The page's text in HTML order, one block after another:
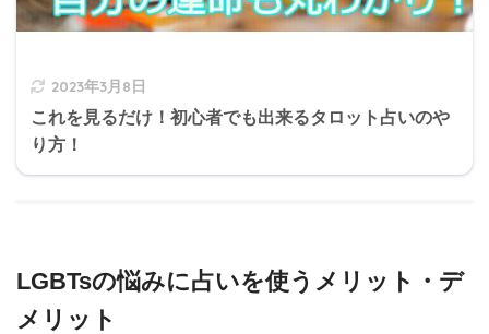
2023年3月8日
これを見るだけ！初心者でも出来るタロット占いのや
り方！
LGBTsの悩みに占いを使うメリット・デ
メリット